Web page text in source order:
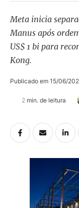
Meta inicia
Manus após
US$ 1 bi para
Kong.
Publicado em 15/06/
2 min. de leitura